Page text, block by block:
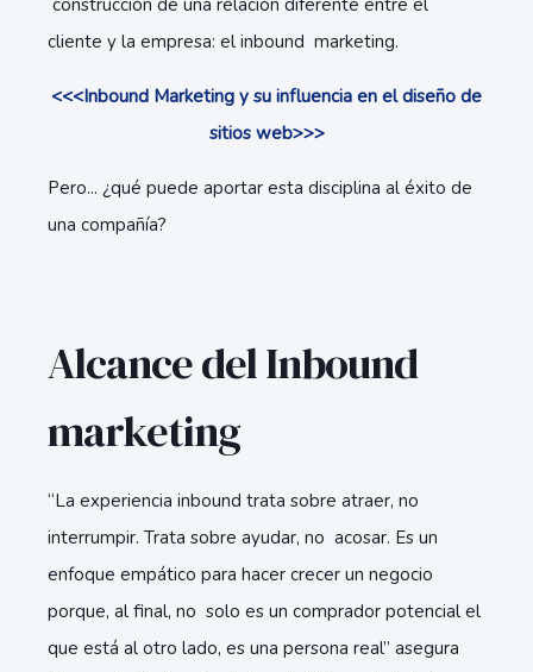
construcción de una relación diferente entre el
cliente y la empresa: el inbound marketing.
<<<Inbound Marketing y su influencia en el diseño de
sitios web>>>
Pero... ¿qué puede aportar esta disciplina al éxito de
una compañía?
Alcance del Inbound
marketing
“La experiencia inbound trata sobre atraer, no
interrumpir. Trata sobre ayudar, no acosar. Es un
enfoque empático para hacer crecer un negocio
porque, al final, no solo es un comprador potencial el
que está al otro lado, es una persona real” asegura